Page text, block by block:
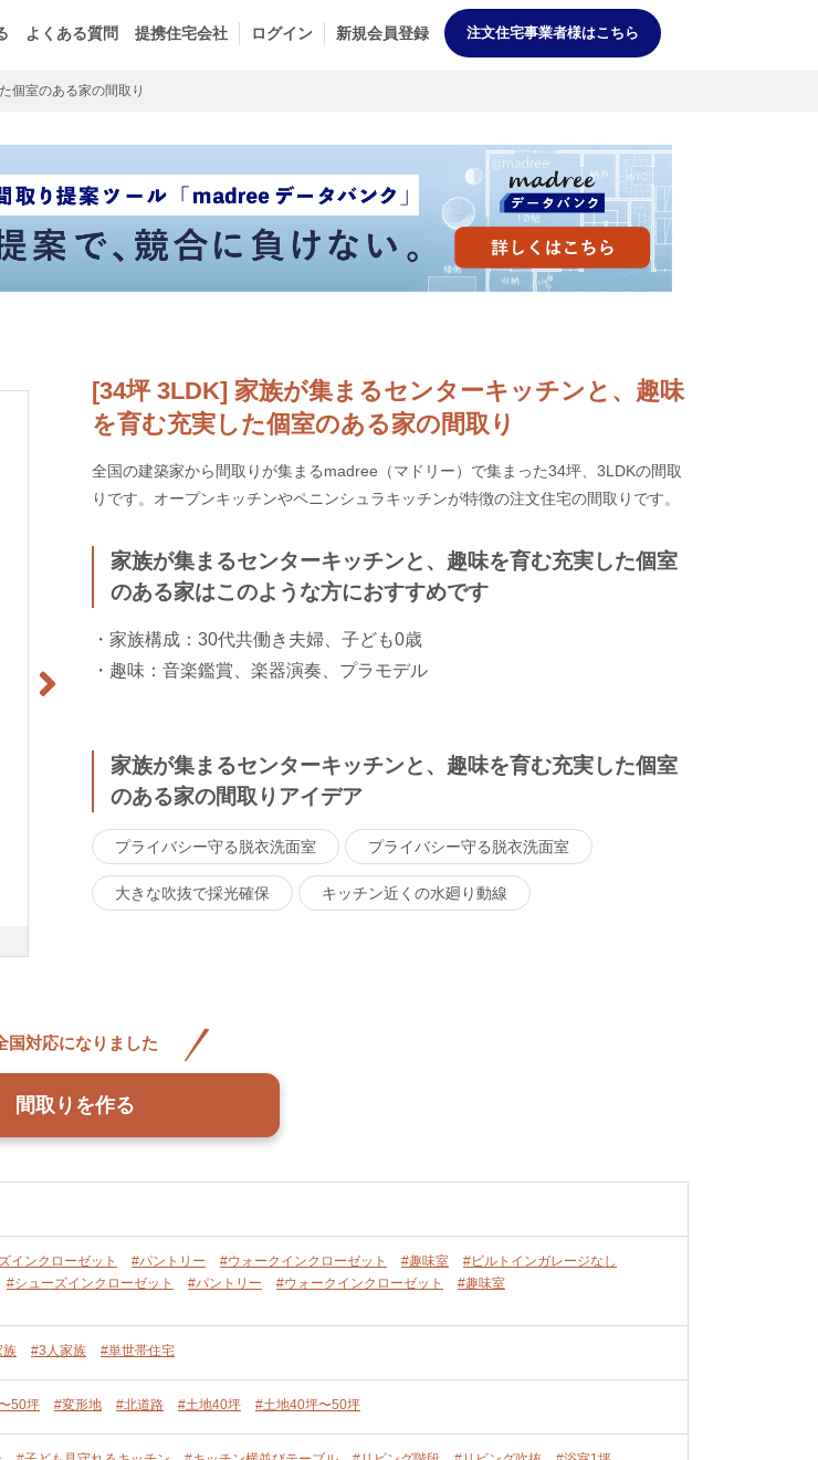
よくある質問 提携住宅会社 ログイン 新規会員登録 注文住宅事業者様はこちら
個室のある家の間取り
[34坪 3LDK] 家族が集まるセンターキッチンと、趣味
を育む充実した個室のある家の間取り
全国の建築家から間取りが集まるmadree（マドリー）で集まった34坪、3LDKの間取
りです。オープンキッチンやペニンシュラキッチンが特徴の注文住宅の間取りです。
家族が集まるセンターキッチンと、趣味を育む充実した個室
のある家はこのような方におすすめです
・家族構成：30代共働き夫婦、子ども0歳
・趣味：音楽鑑賞、楽器演奏、プラモデル
家族が集まるセンターキッチンと、趣味を育む充実した個室
のある家の間取りアイデア
プライバシー守る脱衣洗面室 プライバシー守る脱衣洗面室
大きな吹抜で採光確保 キッチン近くの水廻り動線
国対応になりました
間取りを作る
インクローゼット #パントリー #ウォークインクローゼット #趣味室
#ビルトインガレージなし
#シューズインクローゼット #パントリー #ウォークインクローゼット
#趣味室
族 #3人家族 #単世帯住宅
50坪 #変形地 #北道路 #土地40坪 #土地40坪〜50坪